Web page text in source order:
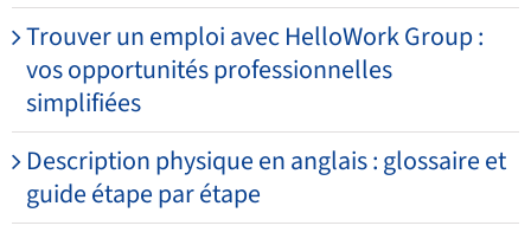
Trouver un emploi avec HelloWork Group :
vos opportunités professionnelles
simplifiées
Description physique en anglais : glossaire et
guide étape par étape